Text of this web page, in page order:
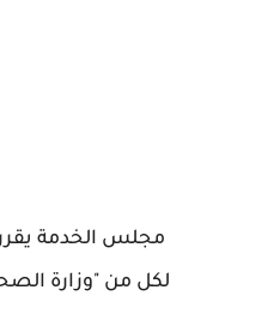
مجلس الخدمة يقرر
لكل من "وزارة